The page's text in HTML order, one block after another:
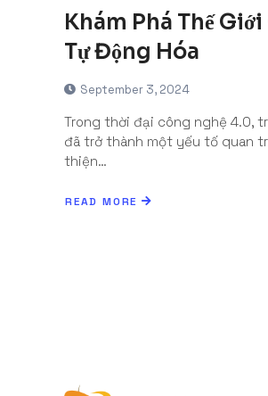
Khám Phá Thế Giới
Tự Động Hóa
September 3, 2024
Trong thời đại công nghệ 4.0,
đã trở thành một yếu tố quan
thiện…
READ MORE